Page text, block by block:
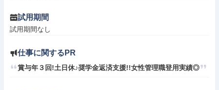
試用期間
試用期間なし
仕事に関するPR
賞与年３回!土日休♪奨学金返済支援!!女性管理職登用実績◎